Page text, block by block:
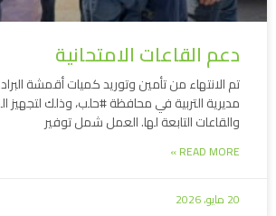
دعم القاعات الامتحانية
تم الانتهاء من تأمين وتوريد كميات أقمشة
مديرية التربية في محافظة #حلب، وذلك لتجهيز
والقاعات التابعة لها. ​العمل شمل توفير
READ MORE »
20 مايو، 2026